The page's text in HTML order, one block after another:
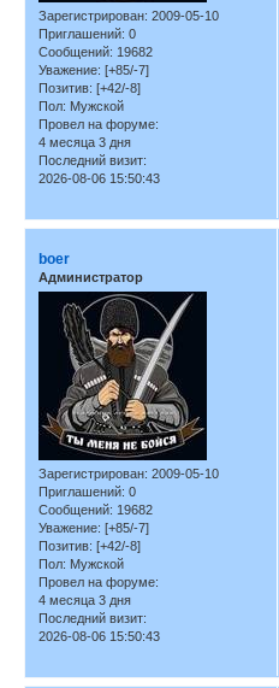
Зарегистрирован: 2009-05-10
Приглашений: 0
Сообщений: 19682
Уважение: [+85/-7]
Позитив: [+42/-8]
Пол: Мужской
Провел на форуме:
4 месяца 3 дня
Последний визит:
2026-08-06 15:50:43
boer
Администратор
Зарегистрирован: 2009-05-10
Приглашений: 0
Сообщений: 19682
Уважение: [+85/-7]
Позитив: [+42/-8]
Пол: Мужской
Провел на форуме:
4 месяца 3 дня
Последний визит:
2026-08-06 15:50:43